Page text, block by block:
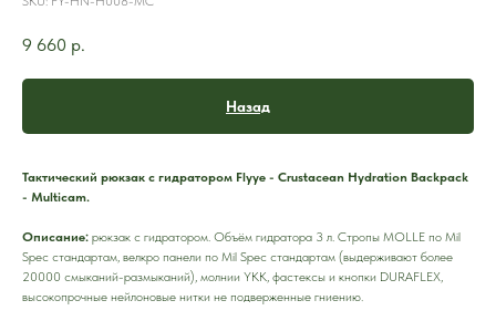
9 660 р.
Назад
Тактический рюкзак с гидратором Flyye - Crustacean Hydration Backpack
- Multicam.
Описание: рюкзак с гидратором. Объём гидратора 3 л. Стропы MOLLE по Mil
Spec стандартам, велкро панели по Mil Spec стандартам (выдерживают более
20000 смыканий-размыканий), молнии YKK, фастексы и кнопки DURAFLEX,
высокопрочные нейлоновые нитки не подверженные гниению.